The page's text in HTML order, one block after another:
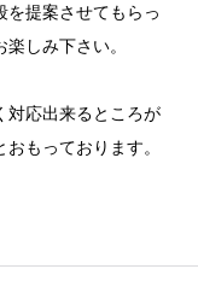
を提案させてもらっ
しみ下さい。
対応出来るところが
もっております。